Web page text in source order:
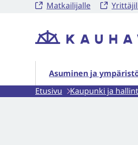
SiirryMatkailijalle
Etusivu
Asuminen ja
Asuminen ja ympäristö
Etusivu
Kaupunki ja